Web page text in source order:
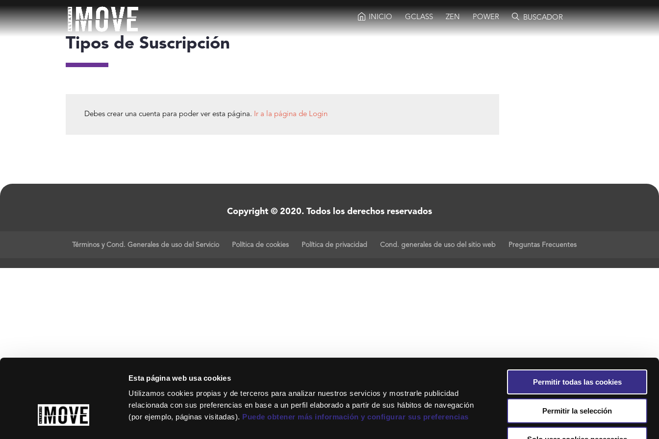
Esta página web usa cookies
Utilizamos cookies propias y de terceros para analizar nuestros servicios y mostrarle publicidad
relacionada con sus preferencias en base a un perfil elaborado a partir de sus hábitos de navegación
(por ejemplo, páginas visitadas). Puede obtener más información y configurar sus preferencias
Permitir todas las cookies
Permitir la selección
INICIO GCLASS ZEN POWER BUSCADOR
Tipos de Suscripción
Debes crear una cuenta para poder ver esta página. Ir a la página de Login
Copyright © 2020. Todos los derechos reservados
Términos y Cond. Generales de uso del Servicio Política de cookies Política de privacidad Cond. generales de uso del sitio web Preguntas Frecuentes